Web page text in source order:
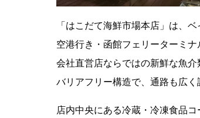
「はこだて海鮮市場本店」は、
空港行き・函館フェリーターミ
会社直営店ならではの新鮮な魚
バリアフリー構造で、通路も広く
店内中央にある冷蔵・冷凍食品